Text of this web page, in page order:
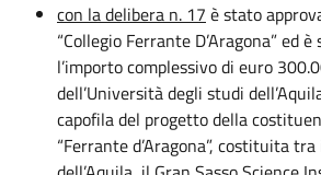
con la delibera n. 17 è stato
“Collegio Ferrante D’Aragona” ed
l’importo complessivo di euro
dell’Università degli studi
capofila del progetto della
“Ferrante d’Aragona”, costituita